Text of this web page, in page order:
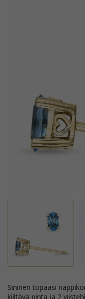
sininen topaasi nappikorvakorut 14 karaatin kultaa kanssa
kiiltävä pinta ja 2